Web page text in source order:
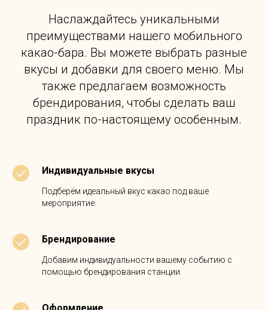
Наслаждайтесь уникальными
преимуществами нашего мобильного
какао-бара. Вы можете выбрать разные
вкусы и добавки для своего меню. Мы
также предлагаем возможность
брендирования, чтобы сделать ваш
праздник по-настоящему особенным.
Индивидуальные вкусы
Подберём идеальный вкус какао под ваше
мероприятие.
Брендирование
Добавим индивидуальности вашему событию с
помощью брендирования станции.
Оформление